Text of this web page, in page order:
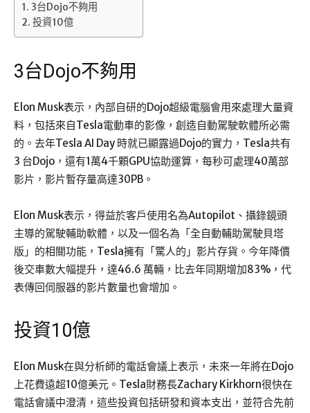
3台Dojo不夠用
投資10億
3台Dojo不夠用
Elon Musk表示，內部自研的Dojo超級電腦會用來處理大量資
料，包括來自Tesla電動車的影像，創造自動駕駛軟體所必需
的。去年Tesla AI Day 時就已顯露過Dojo的實力，Tesla共有
3 台Dojo，還有1萬4千顆GPU協助運算，每秒可處理40萬部
影片，影片暫存量高達30PB。
Elon Musk表示，得益於客戶使用名為Autopilot、攝錄鏡頭
主導的駕駛輔助軟體，以及一個名為「全自動輔助駕駛貝塔
版」的相關功能，Tesla擁有「驚人的」影片存貨。今年降價
後交車數大幅提升，達46.6 萬輛，比去年同期增加83%，代
表傳回伺服器的影片數量也會增加。
投資10億
Elon Musk在與分析師的電話會議上表示，未來一年將在Dojo
上花費遠超10億美元。Tesla財務長Zachary Kirkhorn很快在
電話會議中澄清，這些投資包括研發和資本支出，並符合先前